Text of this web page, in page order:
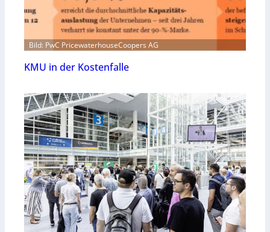
Bild: PwC PricewaterhouseCoopers AG
KMU in der Kostenfalle